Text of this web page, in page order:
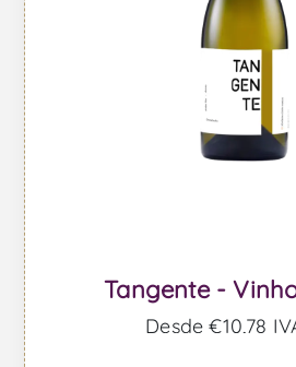
Tangente -
Desde €10,78